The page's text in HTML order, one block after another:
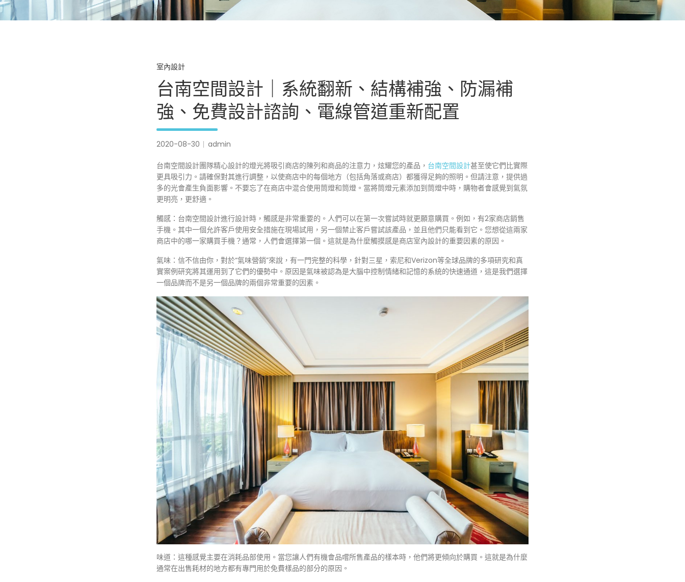
室內設計
台南空間設計｜系統翻新、結構補強、防漏補
強、免費設計諮詢、電線管道重新配置
2020-08-30 admin
台南空間設計團隊精心設計的燈光將吸引商店的陳列和商品的注意力，炫耀您的產品， 台南空間設計甚至使它們比實際
更具吸引力。請確保對其進行調整，以使商店中的每個地方（包括角落或商店）都獲得足夠的照明。但請注意，提供過
多的光會產生負面影響。不要忘了在商店中混合使用筒燈和筒燈。當將筒燈元素添加到筒燈中時，購物者會感覺到氣氛
更明亮，更舒適。
觸感：台南空間設計進行設計時，觸感是非常重要的。人們可以在第一次嘗試時就更願意購買。例如，有2家商店銷售
手機。其中一個允許客戶使用安全措施在現場試用，另一個禁止客戶嘗試該產品，並且他們只能看到它。您想從這兩家
商店中的哪一家購買手機？通常，人們會選擇第一個。這就是為什麼觸摸感是商店室內設計的重要因素的原因。
氣味：信不信由你，對於“氣味營銷”來說，有一門完整的科學，針對三星，索尼和Verizon等全球品牌的多項研究和真
實案例研究將其運用到了它們的優勢中。原因是氣味被認為是大腦中控制情緒和記憶的系統的快速通道，這是我們選擇
一個品牌而不是另一個品牌的兩個非常重要的因素。
味道：這種感覺主要在消耗品部使用。當您讓人們有機會品嚐所售產品的樣本時，他們將更傾向於購買。這就是為什麼
通常在出售耗材的地方都有專門用於免費樣品的部分的原因。